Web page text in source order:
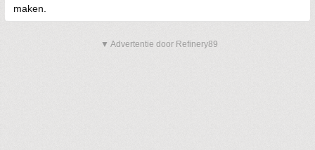
maken.
▼ Advertentie door Refinery89